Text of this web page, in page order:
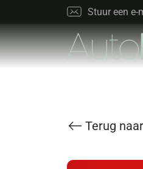
Stuur een e-
Terug